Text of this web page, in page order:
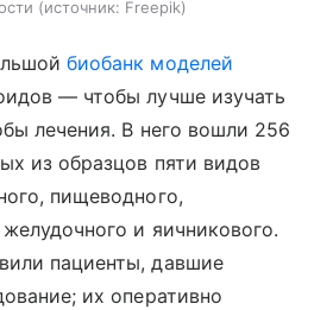
источник: Freepik
биобанк моделей
— чтобы лучше изучать
лечения. В него вошли 256
из образцов пяти видов
пищеводного,
и яичникового.
пациенты, давшие
их оперативно